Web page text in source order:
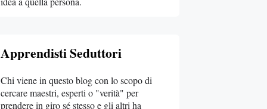
Apprendisti Seduttori
Chi viene in questo blog con lo scopo di
cercare maestri, esperti o "verità" per
prendere in giro sé stesso e gli altri ha